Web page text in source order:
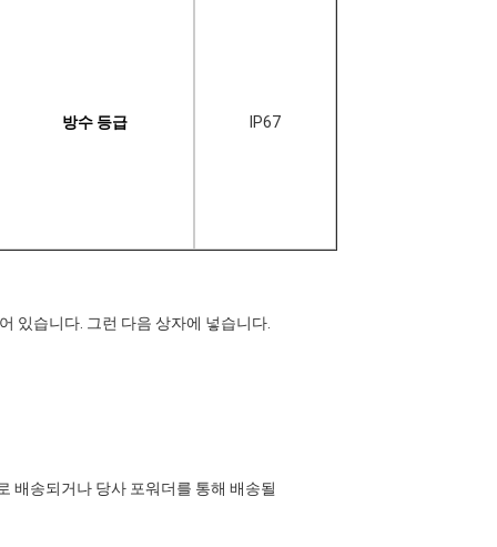
방수 등급 IP67
있습니다. 그런 다음 상자에 넣습니다.
배송되거나 당사 포워더를 통해 배송될